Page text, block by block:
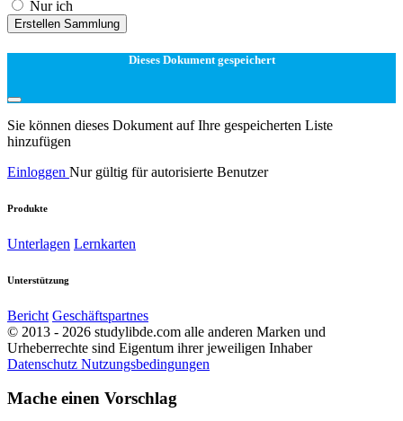
Nur ich
Erstellen Sammlung
Dieses Dokument gespeichert
Sie können dieses Dokument auf Ihre gespeicherten Liste
hinzufügen
Einloggen Nur gültig für autorisierte Benutzer
Produkte
Unterlagen Lernkarten
Unterstützung
Bericht Geschäftspartnes
© 2013 - 2026 studylibde.com alle anderen Marken und
Urheberrechte sind Eigentum ihrer jeweiligen Inhaber
Datenschutz Nutzungsbedingungen
Mache einen Vorschlag